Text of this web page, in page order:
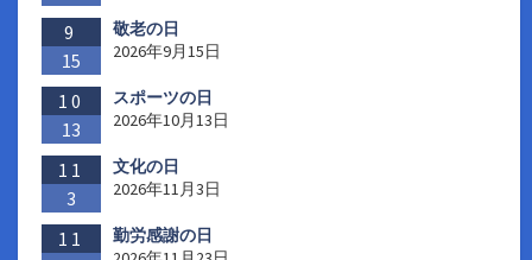
9
15
敬老の日
2026年9月15日
10
13
スポーツの日
2026年10月13日
11
3
文化の日
2026年11月3日
11
勤労感謝の日